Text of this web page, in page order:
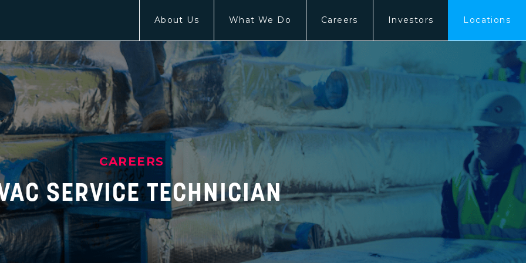
About Us What We Do Careers Investors Locations
CAREERS
SERVICE TECHNICIAN